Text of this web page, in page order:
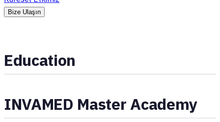
Bize Ulaşın
Education
INVAMED Master Academy